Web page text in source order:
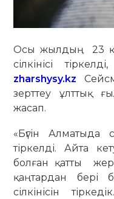
Осы жылдың 23
сілкінісі
zharshysy.kz
зерттеу ұлттық
жасап.
«Бүгін Алматыда
тіркелді. Айта
болған қатты жер
қаңтардан
сілкінісін